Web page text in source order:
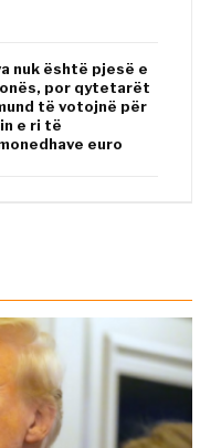
nuk është pjesë e
por qytetarët
të votojnë për
e ri të
euro